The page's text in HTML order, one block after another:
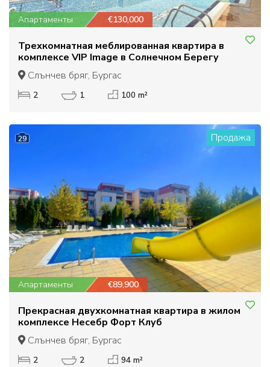
Апартаменты €130,000
Трехкомнатная меблированная квартира в
комплексе VIP Image в Солнечном Берегу
Слънчев бряг, Бургас
2 1 100 m²
29 Продажа
Апартаменты €89,900
Прекрасная двухкомнатная квартира в жилом
комплексе Несебр Форт Клуб
Слънчев бряг, Бургас
2 2 94 m²